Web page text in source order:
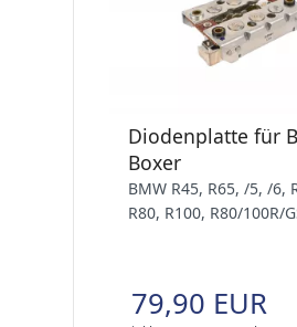
Diodenplatte für
Boxer
BMW R45, R65, /5, /6,
R80, R100, R80/100R/
79,90 EUR